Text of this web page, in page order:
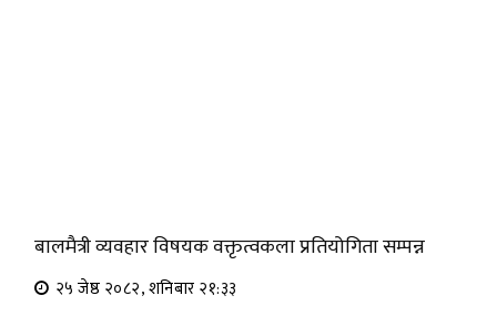
बालमैत्री व्यवहार विषयक वक्तृत्वकला प्रतियोगिता सम्पन्न
२५ जेष्ठ २०८२, शनिबार २१:३३